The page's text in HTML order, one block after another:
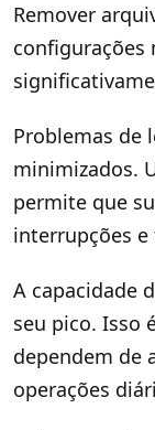
Remover
configurações
Problemas de
minimizados.
permite que
interrupções e
A capacidade
seu pico. Isso
dependem de
operações